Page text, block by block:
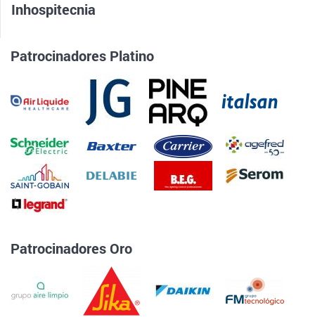
Inhospitecnia
Patrocinadores Platino
Patrocinadores Oro